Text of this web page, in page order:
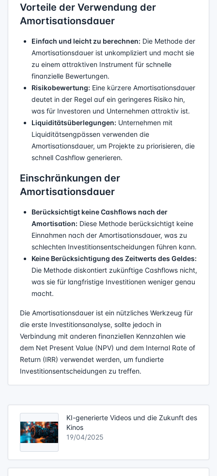
Vorteile der Verwendung der
Amortisationsdauer
Einfach und leicht zu berechnen: Die Methode der
Amortisationsdauer ist unkompliziert und macht sie
zu einem attraktiven Instrument für schnelle
finanzielle Bewertungen.
Risikobewertung: Eine kürzere Amortisationsdauer
deutet in der Regel auf ein geringeres Risiko hin,
was für Investoren und Unternehmen attraktiv ist.
Liquiditätsüberlegungen: Unternehmen mit
Liquiditätsengpässen verwenden die
Amortisationsdauer, um Projekte zu priorisieren, die
schnell Cashflow generieren.
Einschränkungen der
Amortisationsdauer
Berücksichtigt keine Cashflows nach der
Amortisation: Diese Methode berücksichtigt keine
Einnahmen nach der Amortisationsdauer, was zu
schlechten Investitionsentscheidungen führen kann.
Keine Berücksichtigung des Zeitwerts des Geldes:
Die Methode diskontiert zukünftige Cashflows nicht,
was sie für langfristige Investitionen weniger genau
macht.
Die Amortisationsdauer ist ein nützliches Werkzeug für
die erste Investitionsanalyse, sollte jedoch in
Verbindung mit anderen finanziellen Kennzahlen wie
dem Net Present Value (NPV) und dem Internal Rate of
Return (IRR) verwendet werden, um fundierte
Investitionsentscheidungen zu treffen.
KI-generierte Videos und die Zukunft des
Kinos
19/04/2025